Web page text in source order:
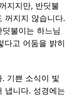
지지만, 반딧불
꺼지지 않습니다.
불이는 하느님
다고 어둠을 밝히
기쁜 소식이 빛
냅니다. 성경에는